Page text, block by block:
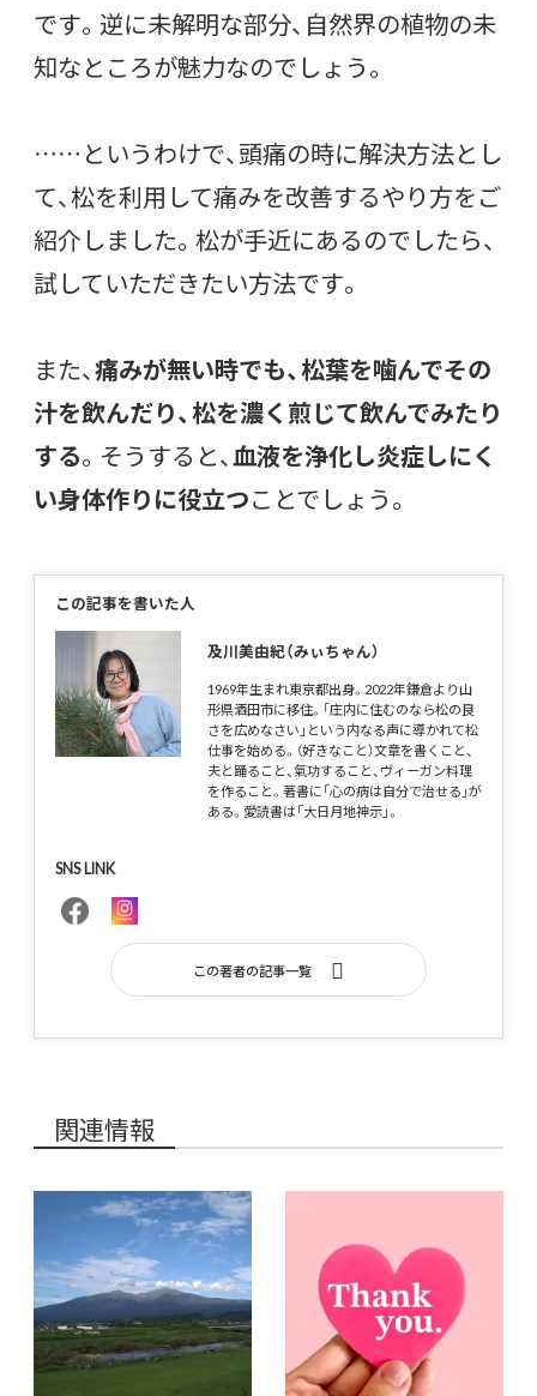
です。逆に未解明な部分、自然界の植物の未
知なところが魅力なのでしょう。
……というわけで、頭痛の時に解決方法とし
て、松を利用して痛みを改善するやり方をご
紹介しました。松が手近にあるのでしたら、
試していただきたい方法です。
また、痛みが無い時でも、松葉を噛んでその
汁を飲んだり、松を濃く煎じて飲んでみたり
する。そうすると、血液を浄化し炎症しにく
い身体作りに役立つことでしょう。
この記事を書いた人
及川美由紀（みぃちゃん）
1969年生まれ東京都出身。2022年鎌倉より山
形県酒田市に移住。「庄内に住むのなら松の良
さを広めなさい」という内なる声に導かれて松
仕事を始める。（好きなこと）文章を書くこと、
夫と踊ること、氣功すること、ヴィーガン料理
を作ること。著書に「心の病は自分で治せる」が
ある。愛読書は「大日月地神示」。
SNS LINK
この著者の記事一覧
関連情報